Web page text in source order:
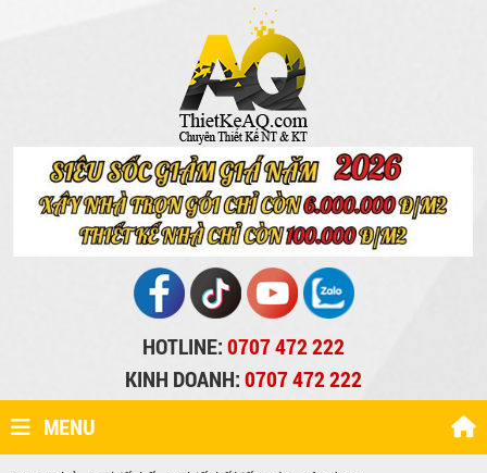
HOTLINE:0707 472 222
KINH DOANH:0707 472 222
MENU